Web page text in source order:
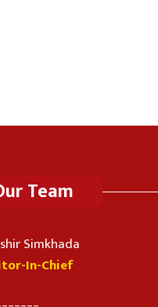
Team
Simkhada
In-Chief